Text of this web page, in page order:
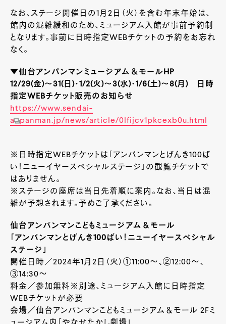
なお、ステージ開催日の1月2日（火）を含む年末年始は、
館内の混雑緩和のため、ミュージアム入館が事前予約制
となります。事前に日時指定WEBチケットの予約をお忘れ
なく。
▼仙台アンパンマンミュージアム＆モールHP
12/29(金)～31(日)・1/2(火)～3(水)・1/6(土)～8(月) 日時
指定WEBチケット販売のお知らせ
https://www.sendai-
anpanman.jp/news/article/0lfijcv1pkcexb0u.html
※日時指定WEBチケットは「アンパンマンとげんき100ば
い！ニューイヤースペシャルステージ」の観覧チケットで
はありません。
※ステージの座席は当日先着順に案内。なお、当日は混
雑が予想されます。予めご了承ください。
仙台アンパンマンこどもミュージアム＆モール
「アンパンマンとげんき100ばい！ニューイヤースペシャル
ステージ」
開催日時／2024年1月2日（火）①11:00～、②12:00～、
③14:30～
料金／参加無料※別途、ミュージアム入館に日時指定
WEBチケットが必要
会場／仙台アンパンマンこどもミュージアム＆モール 2Fミ